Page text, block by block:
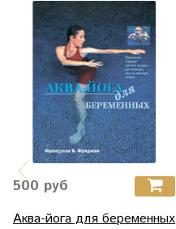
500 руб
Аква-йога для беременных